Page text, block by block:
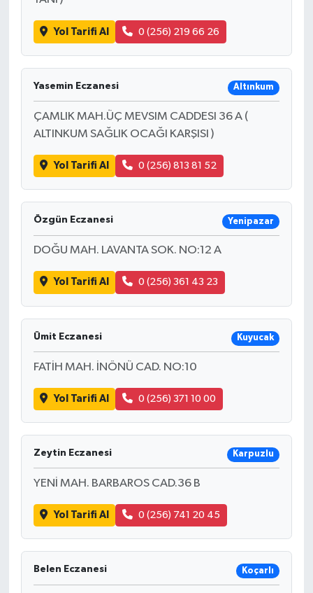
Yol Tarifi Al 0 (256) 219 66 26
Yasemin Eczanesi Altınkum
ÇAMLIK MAH.ÜÇ MEVSIM CADDESI 36 A (
ALTINKUM SAĞLIK OCAĞI KARŞISI )
Yol Tarifi Al 0 (256) 813 81 52
Özgün Eczanesi Yenipazar
DOĞU MAH. LAVANTA SOK. NO:12 A
Yol Tarifi Al 0 (256) 361 43 23
Ümit Eczanesi Kuyucak
FATİH MAH. İNÖNÜ CAD. NO:10
Yol Tarifi Al 0 (256) 371 10 00
Zeytin Eczanesi Karpuzlu
YENİ MAH. BARBAROS CAD.36 B
Yol Tarifi Al 0 (256) 741 20 45
Belen Eczanesi Koçarlı